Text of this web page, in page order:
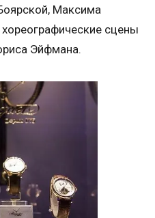
Максима
сцены
Эйфмана.